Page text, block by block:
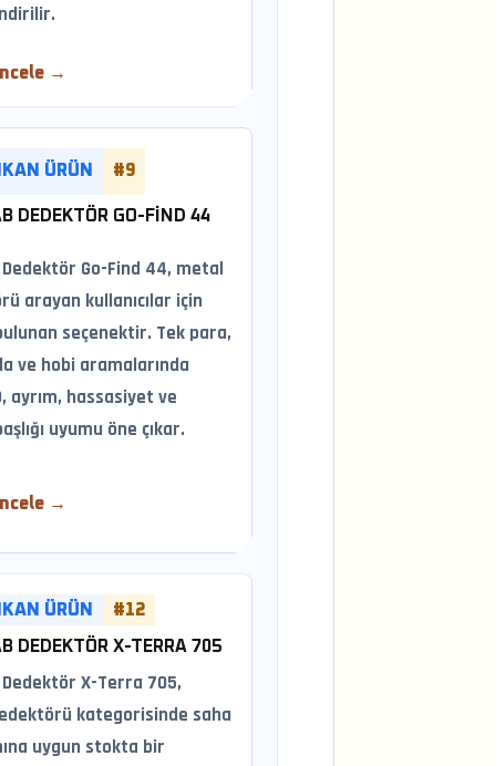
→
ÜRÜN #9
DEDEKTÖR GO-FIND 44
Go-Find 44, metal
arayan kullanıcılar için
seçenektir. Tek para,
ve hobi aramalarında
ayrım, hassasiyet ve
uyumu öne çıkar.
→
ÜRÜN #12
DEDEKTÖR X-TERRA 705
X-Terra 705,
kategorisinde saha
uygun stokta bir